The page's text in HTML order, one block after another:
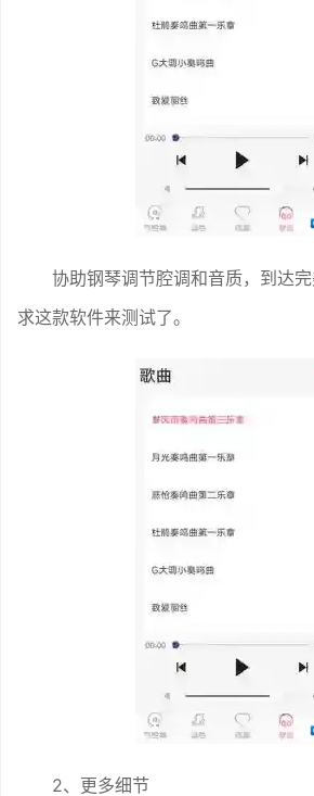
协助钢琴调节腔调和音质，到达
求这款软件来测试了。
2、更多细节